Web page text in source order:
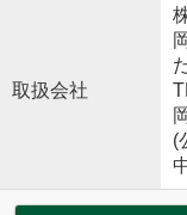
取扱会社
(